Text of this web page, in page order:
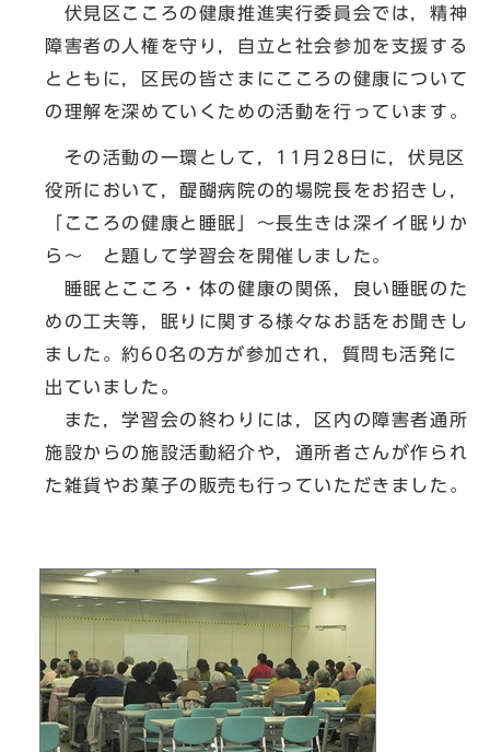
伏見区こころの健康推進実行委員会では，精神
障害者の人権を守り，自立と社会参加を支援する
とともに，区民の皆さまにこころの健康について
の理解を深めていくための活動を行っています。
その活動の一環として，11月28日に，伏見区
役所において，醍醐病院の的場院長をお招きし，
「こころの健康と睡眠」～長生きは深イイ眠りか
ら～ と題して学習会を開催しました。
睡眠とこころ・体の健康の関係，良い睡眠のた
めの工夫等，眠りに関する様々なお話をお聞きし
ました。約60名の方が参加され，質問も活発に
出ていました。
また，学習会の終わりには，区内の障害者通所
施設からの施設活動紹介や，通所者さんが作られ
た雑貨やお菓子の販売も行っていただきました。